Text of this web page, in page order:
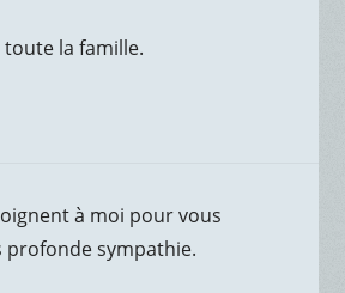
toute la famille.
à moi pour vous
profonde sympathie.